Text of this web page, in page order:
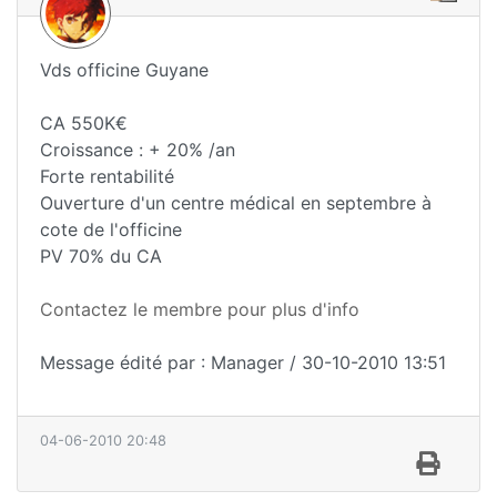
Vds officine Guyane
CA 550K€
Croissance : + 20% /an
Forte rentabilité
Ouverture d'un centre médical en septembre à
cote de l'officine
PV 70% du CA
Contactez le membre pour plus d'info
Message édité par : Manager / 30-10-2010 13:51
04-06-2010 20:48